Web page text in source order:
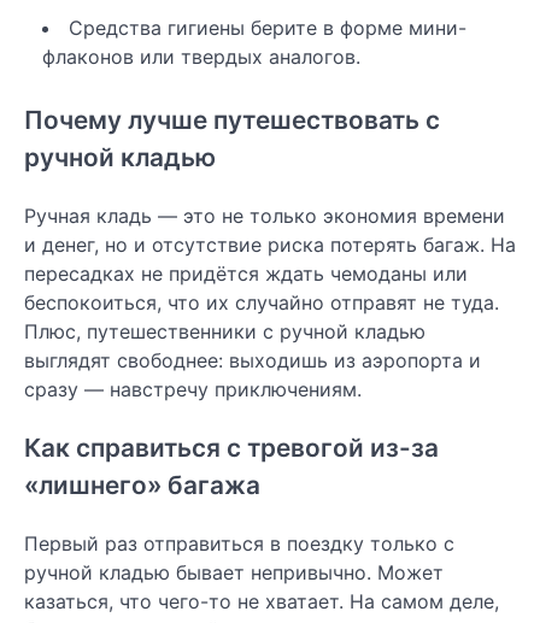
Средства гигиены берите в форме мини-
флаконов или твердых аналогов.
Почему лучше путешествовать с
ручной кладью
Ручная кладь — это не только экономия времени
и денег, но и отсутствие риска потерять багаж. На
пересадках не придётся ждать чемоданы или
беспокоиться, что их случайно отправят не туда.
Плюс, путешественники с ручной кладью
выглядят свободнее: выходишь из аэропорта и
сразу — навстречу приключениям.
Как справиться с тревогой из-за
«лишнего» багажа
Первый раз отправиться в поездку только с
ручной кладью бывает непривычно. Может
казаться, что чего-то не хватает. На самом деле,